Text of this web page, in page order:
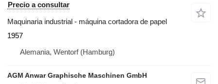
Precio a consultar
Maquinaria industrial - máquina cortadora de papel
1957
Alemania, Wentorf (Hamburg)
AGM Anwar Graphische Maschinen GmbH